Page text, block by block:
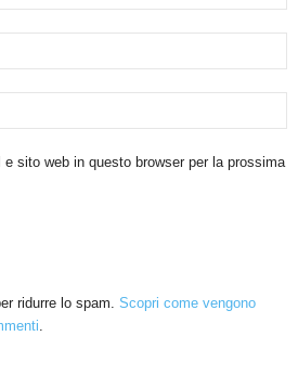
sito web in questo browser per la prossima
ridurre lo spam. Scopri come vengono
.